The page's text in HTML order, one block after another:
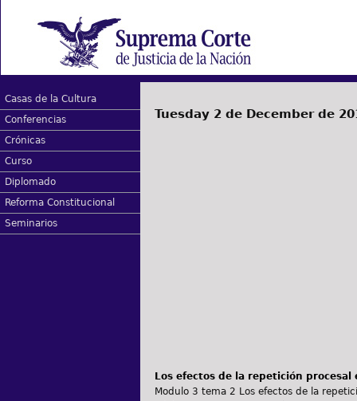
Casas de la Cultura
Conferencias
Crónicas
Curso
Diplomado
Reforma Constitucional
Seminarios
Tuesday 2 de December de
Los efectos de la repetición
Modulo 3 tema 2 Los efectos de la